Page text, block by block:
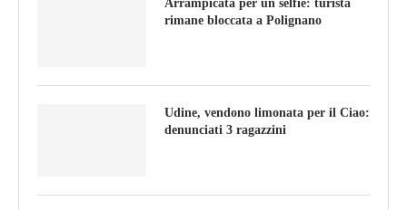
Arrampicata per un selfie: turista
rimane bloccata a Polignano
Udine, vendono limonata per il Ciao:
denunciati 3 ragazzini